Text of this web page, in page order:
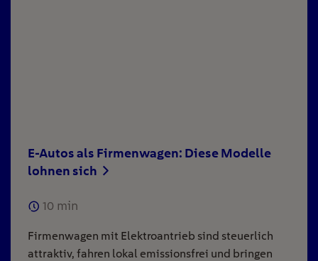
E-Autos als Firmenwagen: Diese Modelle
lohnen sich
10 min
Firmenwagen mit Elektroantrieb sind steuerlich
attraktiv, fahren lokal emissionsfrei und bringen